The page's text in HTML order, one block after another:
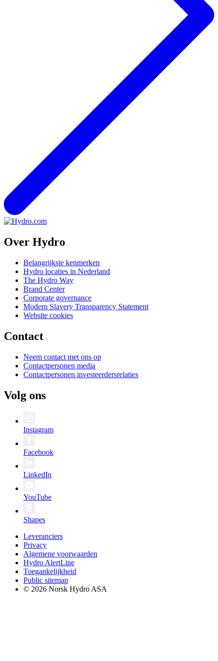
Over Hydro
Belangrijkste kenmerken
Hydro locaties in Nederland
The Hydro Way
Brand Center
Corporate governance
Modern Slavery Transparency Statement
Website cookies
Contact
Neem contact met ons op
Contactpersonen media
Contactpersonen investeerdersrelaties
Volg ons
Instagram
Facebook
LinkedIn
YouTube
Shapes
Leveranciers
Privacy
Algemene voorwaarden
Hydro AlertLine
Toegankelijkheid
Public sitemap
© 2026 Norsk Hydro ASA